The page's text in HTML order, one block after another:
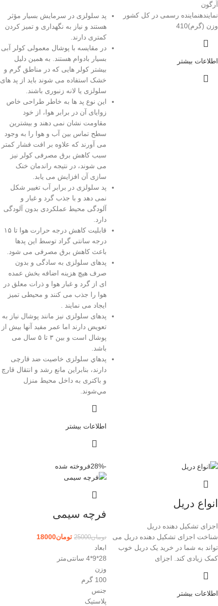
آرگون
نمایندهنماینده رسمی در کل کشور
وزن (گرم)410
اطلاعات بیشتر
پد سلولزی در سرمایش بسیار مؤثر
هستند و نیاز به نگهداری و تمیز کردن
کمتری دارند.
در مقایسه با پوشال معمولی کولر آبی
بسیار بادوام هستند. به همین دلیل
بیشتر کولر هایی که در مناطق گرم و
خشک استفاده می شوند باید از پد های
سلولزی یا لانه زنبوری باشند.
این نوع پد ها به خاطر طراحی خاص
زوایای آن در برابر هوا، از خود
مقاومت نشان نمی دهند و بیشترین
سطح تماس بین آب و هوا را به وجود
می آورند که علاوه بر افت فشار کمتر
سبب کاهش برق مصرفی کولر نیز
می شوند، در نتیجه راندمان خنک
سازی آن افزایش می یابد.
پد سلولزی در برابر آب تغییر شکل
نمی دهد و با جذب گرد و غبار و
آلودگی محیط عملکردی بدون آلودگی
دارد.
قابلیت کاهش درجه حرارت هوا تا ۱۵
درجه سانتی گراد توسط این پدها
باعث کاهش برق مصرفی می شود.
پدهای سلولزی به سادگی و بدون
صرف هیچ هزینه اضافه بخش عمده
ای از گرد و غبار هوا و ذرات معلق در
هوا را جذب می کنند و محیطی تمیز
ایجاد می نمایند .
پدهای سلولزی نیز مانند پوشال نیاز به
تعویض دارند اما عمر مفید آنها بیش از
پوشال است و بین ۳ تا ۵ سال می
باشد.
پدهاي سلولزی خاصيت ضد قارچی
دارند، بنابراين مانع رشد و انتقال قارچ
و باكترى به داخل محيط منزل
مي‌شوند.
اطلاعات بیشتر
انواع دریل
اجزای تشکیل دهنده دریل
شناخت اجزای تشکیل دهنده دریل می
تواند به شما در خرید یک دریل خوب
کمک زیادی کند. اجزای
اطلاعات بیشتر
-28% فروخته شده
فرچه سیمی
تومان25000 تومان18000
ابعاد
28*9*4 سانتی‌متر
وزن
100 گرم
جنس
پلاستیک